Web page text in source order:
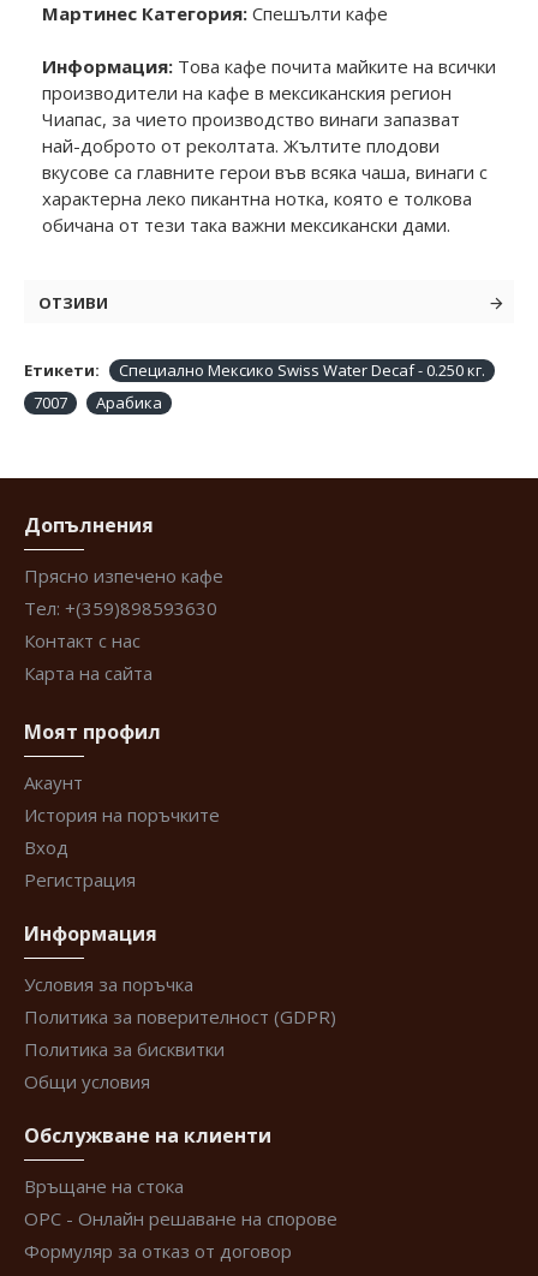
Мартинес Категория: Спешълти кафе
Информация: Това кафе почита майките на всички
производители на кафе в мексиканския регион
Чиапас, за чието производство винаги запазват
най-доброто от реколтата. Жълтите плодови
вкусове са главните герои във всяка чаша, винаги с
характерна леко пикантна нотка, която е толкова
обичана от тези така важни мексикански дами.
ОТЗИВИ
Етикети:
Специално Мексико Swiss Water Decaf - 0.250 кг.
7007
Арабика
Допълнения
Прясно изпечено кафе
Тел: +(359)898593630
Контакт с нас
Карта на сайта
Моят профил
Акаунт
История на поръчките
Вход
Регистрация
Информация
Условия за поръчка
Политика за поверителност (GDPR)
Политика за бисквитки
Общи условия
Обслужване на клиенти
Връщане на стока
ОРС - Онлайн решаване на спорове
Формуляр за отказ от договор